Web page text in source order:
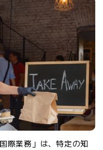
際業務」は、特定の知